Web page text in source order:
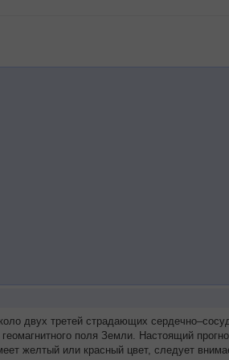
двух третей страдающих
поля Земли. Настоящий
желтый или красный цвет, следует